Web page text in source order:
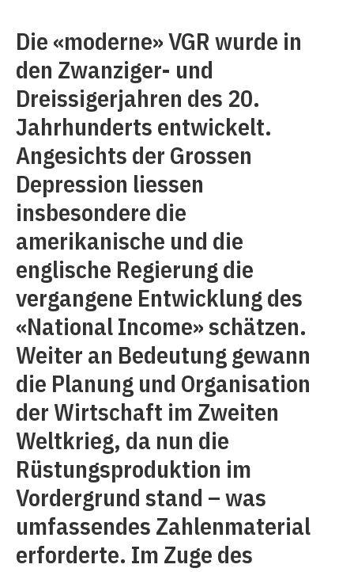
Die «moderne» VGR wurde in
den Zwanziger- und
Dreissigerjahren des 20.
Jahrhunderts entwickelt.
Angesichts der Grossen
Depression liessen
insbesondere die
amerikanische und die
englische Regierung die
vergangene Entwicklung des
«National Income» schätzen.
Weiter an Bedeutung gewann
die Planung und Organisation
der Wirtschaft im Zweiten
Weltkrieg, da nun die
Rüstungsproduktion im
Vordergrund stand – was
umfassendes Zahlenmaterial
erforderte. Im Zuge des